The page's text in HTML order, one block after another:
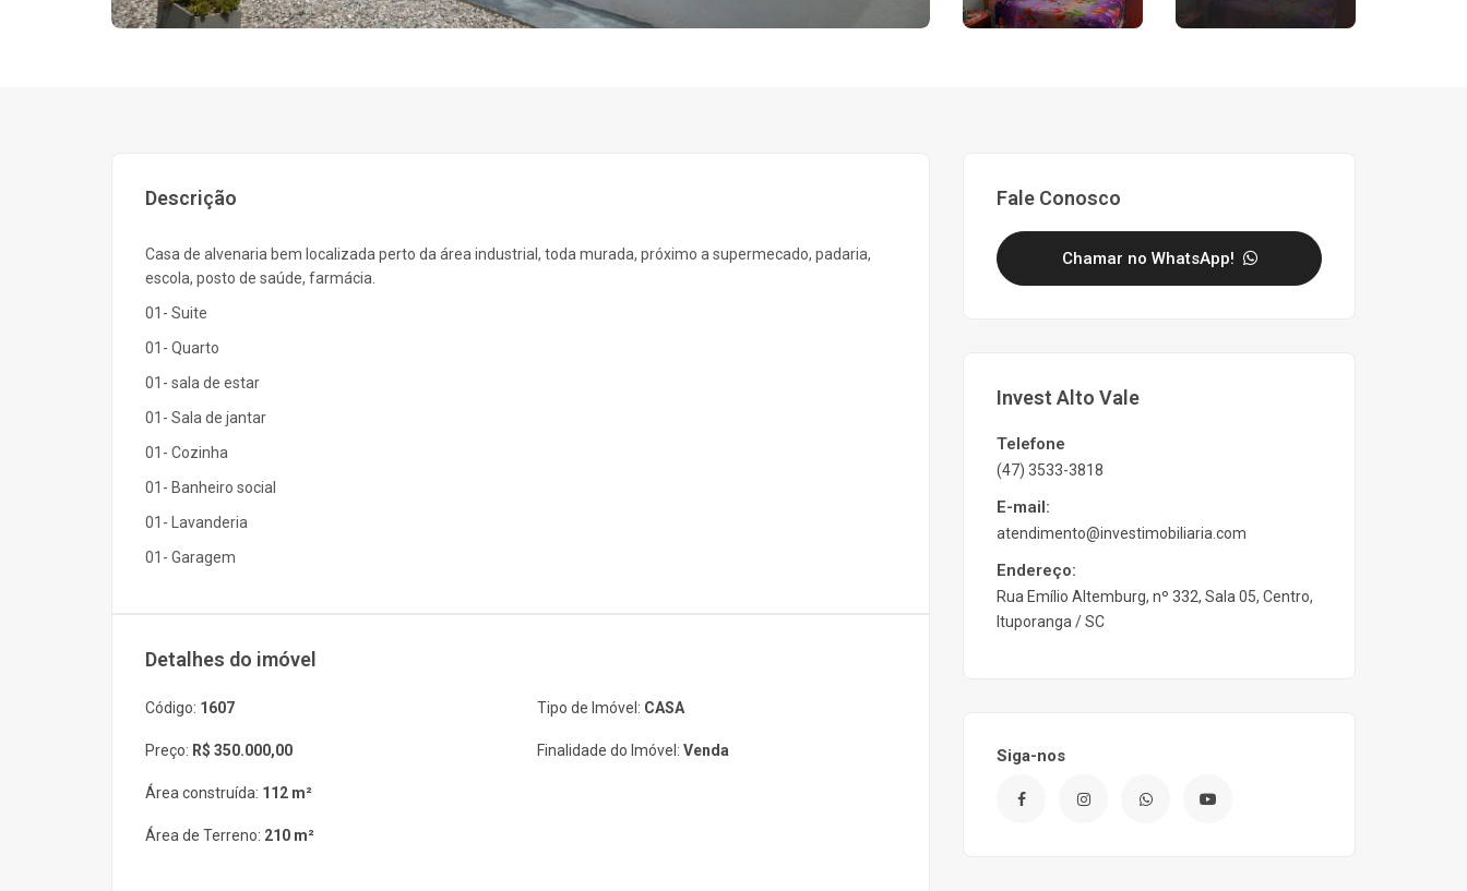
Descrição
Casa de alvenaria bem localizada perto da área industrial, toda murada, próximo a supermecado, padaria,
escola, posto de saúde, farmácia.
01- Suite
01- Quarto
01- sala de estar
01- Sala de jantar
01- Cozinha
01- Banheiro social
01- Lavanderia
01- Garagem
Detalhes do imóvel
Código: 1607
Preço: R$ 350.000,00
Área construída: 112 m²
Área de Terreno: 210 m²
Tipo de Imóvel: CASA
Finalidade do Imóvel: Venda
Fale Conosco
Chamar no WhatsApp!
Invest Alto Vale
Telefone
(47) 3533-3818
E-mail:
atendimento@investimobiliaria.com
Endereço:
Rua Emílio Altemburg, nº 332, Sala 05, Centro,
Ituporanga / SC
Siga-nos